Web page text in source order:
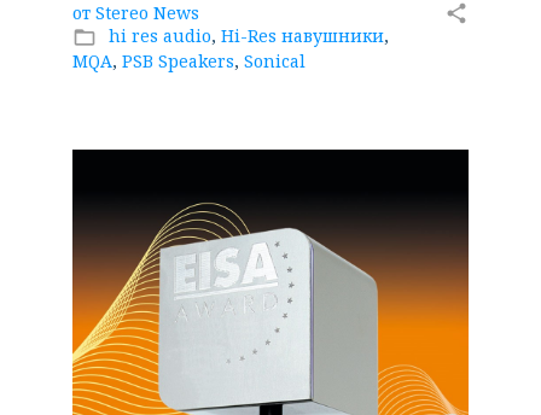
от Stereo News
folder_open hi res audio, Hi-Res навушники,
MQA, PSB Speakers, Sonical
share